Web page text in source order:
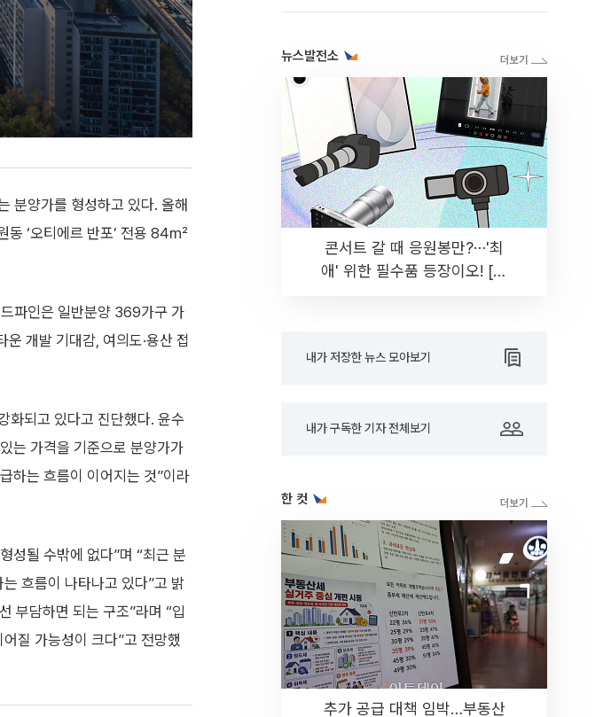
분양가를 형성하고 있다. 올해
동 ‘오티에르 반포’ 전용 84㎡
파인은 일반분양 369가구 가
개발 기대감, 여의도·용산 접
화되고 있다고 진단했다. 윤수
는 가격을 기준으로 분양가가
하는 흐름이 이어지는 것”이라
성될 수밖에 없다”며 “최근 분
흐름이 나타나고 있다”고 밝
부담하면 되는 구조”라며 “입
질 가능성이 크다”고 전망했
뉴스발전소
콘서트 갈 때 응원봉만?⋯'최
애' 위한 필수품 등장이오! [솔
내가 저장한 뉴스 모아보기
내가 구독한 기자 전체보기
한 컷
추가 공급 대책 임박…부동산